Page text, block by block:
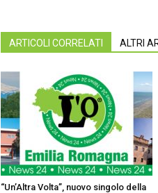
ARTICOLI CORRELATI ALTRI
“Un’Altra Volta”, nuovo singolo della